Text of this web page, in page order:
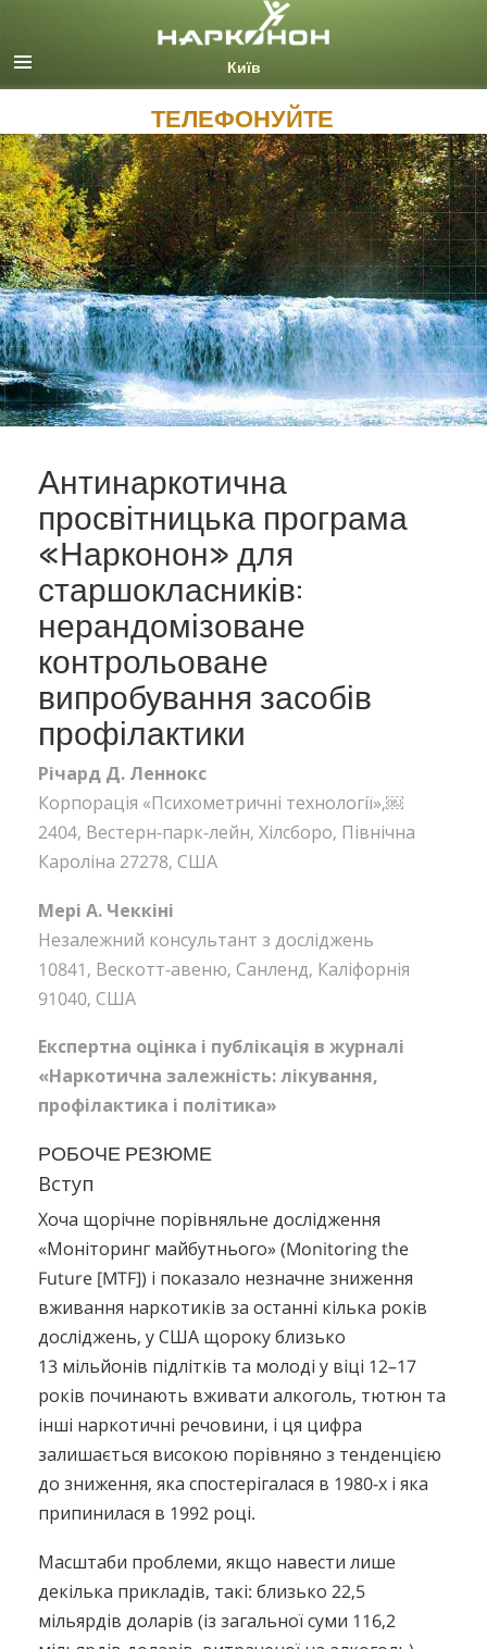
Русский (Russian)
Всі регіони/мови
ТЕЛЕФОНУЙТЕ
Антинаркотична
просвітницька програма
«Нарконон» для
старшокласників:
нерандомізоване
контрольоване
випробування засобів
профілактики
Річард Д. Леннокс
Корпорація «Психометричні технології»,￼
2404, Вестерн-парк-лейн, Хілсборо, Північна
Кароліна 27278, США
Мері А. Чеккіні
Незалежний консультант з досліджень
10841, Вескотт-авеню, Санленд, Каліфорнія
91040, США
Експертна оцінка і публікація в журналі
«Наркотична залежність: лікування,
профілактика і політика»
РОБОЧЕ РЕЗЮМЕ
Вступ
Хоча щорічне порівняльне дослідження
«Моніторинг майбутнього» (Monitoring the
Future [MTF]) і показало незначне зниження
вживання наркотиків за останні кілька років
досліджень, у США щороку близько
13 мільйонів підлітків та молоді у віці 12–17
років починають вживати алкоголь, тютюн та
інші наркотичні речовини, і ця цифра
залишається високою порівняно з тенденцією
до зниження, яка спостерігалася в 1980-х і яка
припинилася в 1992 році.
Масштаби проблеми, якщо навести лише
декілька прикладів, такі: близько 22,5
мільярдів доларів (із загальної суми 116,2